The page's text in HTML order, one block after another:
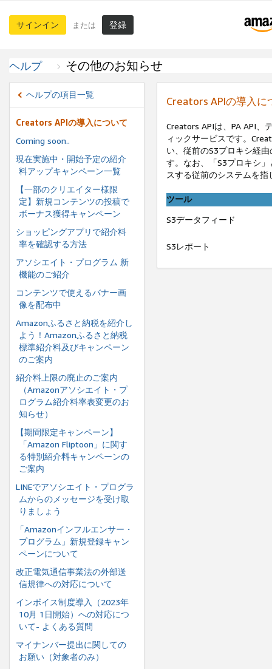
サインイン または 登録
ヘルプ その他のお知らせ
ヘルプの項目一覧
Creators APIの導入について
Coming soon..
現在実施中・開始予定の紹介
料アップキャンペーン一覧
【一部のクリエイター様限
定】新規コンテンツの投稿で
ボーナス獲得キャンペーン
ショッピングアプリで紹介料
率を確認する方法
アソシエイト・プログラム 新
機能のご紹介
コンテンツで使えるバナー画
像を配布中
Amazonふるさと納税を紹介し
よう！Amazonふるさと納税
標準紹介料及びキャンペーン
のご案内
紹介料上限の廃止のご案内
（Amazonアソシエイト・プ
ログラム紹介料率表変更のお
知らせ）
【期間限定キャンペーン】
「Amazon Fliptoon」に関す
る特別紹介料キャンペーンの
ご案内
LINEでアソシエイト・プログラ
ムからのメッセージを受け取
りましょう
「Amazonインフルエンサー・
プログラム」新規登録キャン
ペーンについて
改正電気通信事業法の外部送
信規律への対応について
インボイス制度導⼊（2023年
10⽉ 1⽇開始）への対応につ
いて- よくある質問
マイナンバー提出に関しての
お願い（対象者のみ）
Creators APIの導入に
Creators APIは、PA API、
ィックサービスです。
い、従前のS3プロキシ経
す。なお、「S3プロキシ
スする従前のシステムを指
ツール
S3データフィード
S3レポート